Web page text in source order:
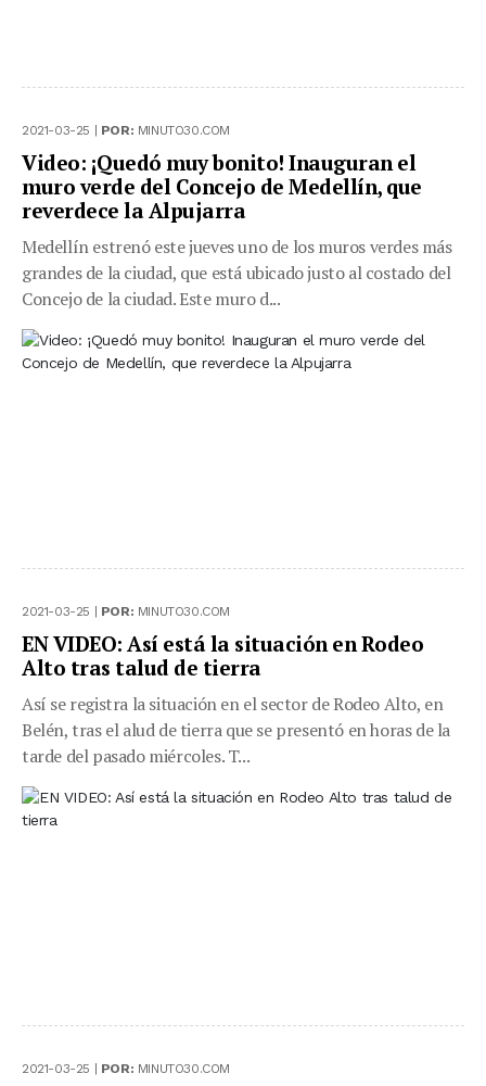
2021-03-25 | POR: MINUTO30.COM
Video: ¡Quedó muy bonito! Inauguran el
muro verde del Concejo de Medellín, que
reverdece la Alpujarra
Medellín estrenó este jueves uno de los muros verdes más
grandes de la ciudad, que está ubicado justo al costado del
Concejo de la ciudad. Este muro d...
2021-03-25 | POR: MINUTO30.COM
EN VIDEO: Así está la situación en Rodeo
Alto tras talud de tierra
Así se registra la situación en el sector de Rodeo Alto, en
Belén, tras el alud de tierra que se presentó en horas de la
tarde del pasado miércoles. T...
2021-03-25 | POR: MINUTO30.COM